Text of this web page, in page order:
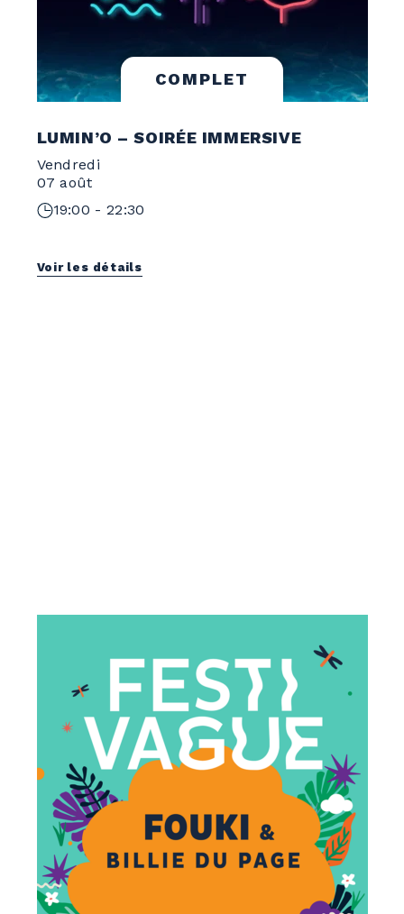
COMPLET
LUMIN’O – SOIRÉE IMMERSIVE
Vendredi
07 août
19:00 - 22:30
Voir les détails